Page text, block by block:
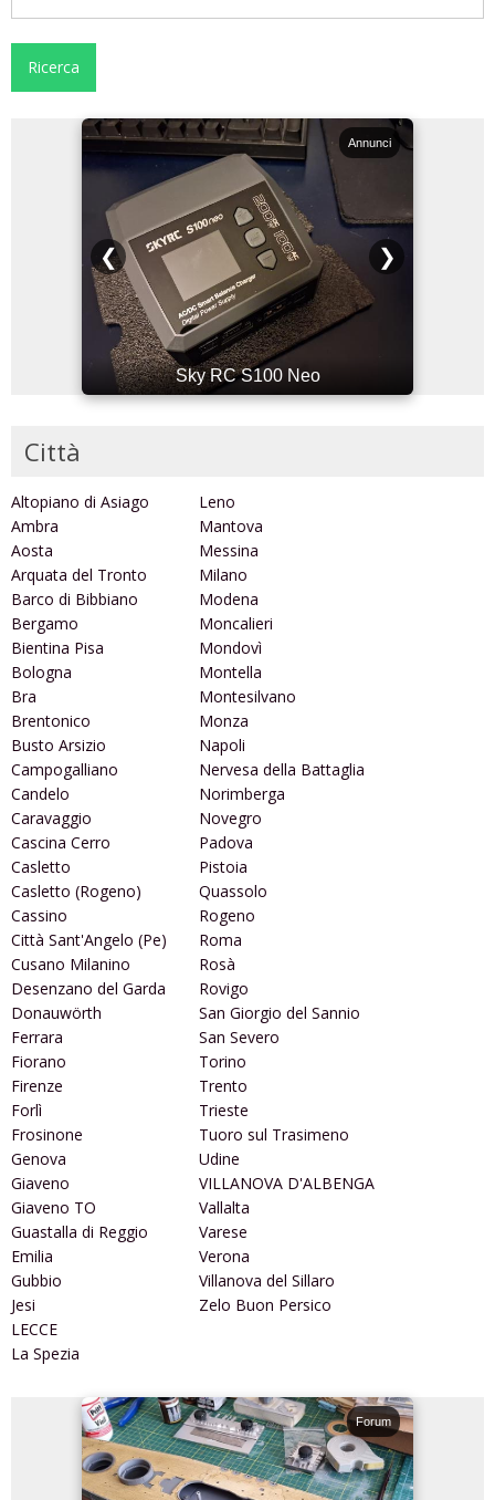
Annunci
Sky RC S100 Neo
❮ ❯
Città
Altopiano di Asiago
Ambra
Aosta
Arquata del Tronto
Barco di Bibbiano
Bergamo
Bientina Pisa
Bologna
Bra
Brentonico
Busto Arsizio
Campogalliano
Candelo
Caravaggio
Cascina Cerro
Casletto
Casletto (Rogeno)
Cassino
Città Sant'Angelo (Pe)
Cusano Milanino
Desenzano del Garda
Donauwörth
Ferrara
Fiorano
Firenze
Forlì
Frosinone
Genova
Giaveno
Giaveno TO
Guastalla di Reggio
Emilia
Gubbio
Jesi
LECCE
La Spezia
Leno
Mantova
Messina
Milano
Modena
Moncalieri
Mondovì
Montella
Montesilvano
Monza
Napoli
Nervesa della Battaglia
Norimberga
Novegro
Padova
Pistoia
Quassolo
Rogeno
Roma
Rosà
Rovigo
San Giorgio del Sannio
San Severo
Torino
Trento
Trieste
Tuoro sul Trasimeno
Udine
VILLANOVA D'ALBENGA
Vallalta
Varese
Verona
Villanova del Sillaro
Zelo Buon Persico
Forum